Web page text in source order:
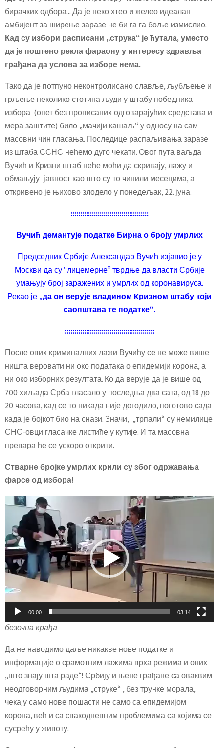
бирачких одбора… Да је неко хтео и желео идеалан
амбијент за ширење заразе не би га га боље измислио.
Кад су избори расписани „струка“ је ћутала, уместо
да је поштено рекла фараону у интересу здравља
грађана да услова за изборе нема.
Тако да је потпуно неконтролисано славље, љубљење и
грљење неколико стотина људи у штабу победника
избора (опет без прописаних одговарајућих средстава и
мера заштите) било „мачији кашаљ“ у односу на сам
масовни чин гласања. Последице распаљивања заразе
из штаба ССНС нећемо дуго чекати. Овог пута ваљда
Вучић и Кризни штаб неће моћи да скривају, лажу и
обмањују јавност као што су то чинили месецима, а
откривено је њихово злодело у понедељак, 22. јуна.
::::::::::::::::::::::::::::::::::::::::
Вучић демантује податке Бирна о броју умрлих
Председник Србије Александар Вучић изјавио је у
Москви да су “лицемерне” тврдње да власти Србије
умањују број заражених и умрлих од коронавируса.
Рекао је „да он верује владином Kризном штабу који
саопштава те податке“.
::::::::::::::::::::::::::::::::::::::::::::::
После ових криминалних лажи Вучићу се не може више
ништа веровати ни око података о епидемији корона, а
ни око изборних резултата. Ко да верује да је више од
700 хиљада Срба гласало у последња два сата, од 18 до
20 часова, кад се то никада није догодило, поготово сада
када је бојкот био на снази. Значи, „трпали“ су немилице
СНС-овци гласачке листиће у кутије. И та масовна
превара ће се ускоро открити.
Стварне бројке умрлих крили су због одржавања
фарсе од избора!
V
e
o
P
a
e
r
00:00 03:14
безочна крађа
Да не наводимо даље никакве нове податке и
информације о срамотним лажима врха режима и оних
„што знају шта раде“! Србију и њене грађане са оваквим
неодговорним људима „струке“ , без трунке морала,
чекају само нове пошасти не само са епидемијом
корона, већ и са свакодневним проблемима са којима се
сусрећу у животу.